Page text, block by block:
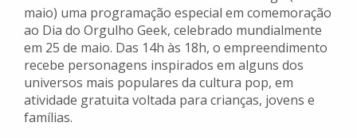
maio) uma programação especial em comemoração
ao Dia do Orgulho Geek, celebrado mundialmente
em 25 de maio. Das 14h às 18h, o empreendimento
recebe personagens inspirados em alguns dos
universos mais populares da cultura pop, em
atividade gratuita voltada para crianças, jovens e
famílias.